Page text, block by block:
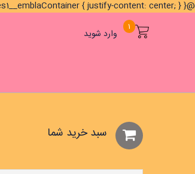
@media (min-width: 1024px) { .brands1__titleContainer, .brands1__emblaContainer, .productCategories1__emblaContainer { justify-content: center; } }
1
وارد شوید
سبد خريد شما